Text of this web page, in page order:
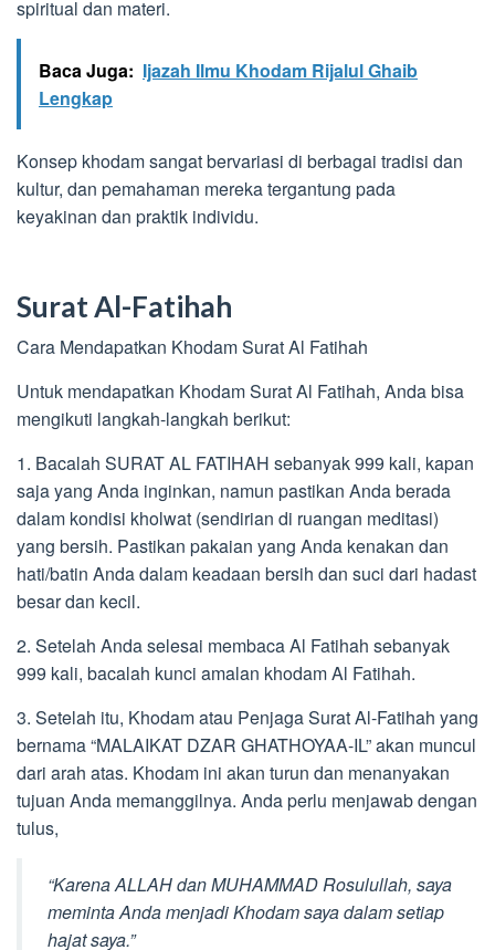
spiritual dan materi.
Baca Juga: Ijazah Ilmu Khodam Rijalul Ghaib
Lengkap
Konsep khodam sangat bervariasi di berbagai tradisi dan
kultur, dan pemahaman mereka tergantung pada
keyakinan dan praktik individu.
Surat Al-Fatihah
Cara Mendapatkan Khodam Surat Al Fatihah
Untuk mendapatkan Khodam Surat Al Fatihah, Anda bisa
mengikuti langkah-langkah berikut:
1. Bacalah SURAT AL FATIHAH sebanyak 999 kali, kapan
saja yang Anda inginkan, namun pastikan Anda berada
dalam kondisi kholwat (sendirian di ruangan meditasi)
yang bersih. Pastikan pakaian yang Anda kenakan dan
hati/batin Anda dalam keadaan bersih dan suci dari hadast
besar dan kecil.
2. Setelah Anda selesai membaca Al Fatihah sebanyak
999 kali, bacalah kunci amalan khodam Al Fatihah.
3. Setelah itu, Khodam atau Penjaga Surat Al-Fatihah yang
bernama “MALAIKAT DZAR GHATHOYAA-IL” akan muncul
dari arah atas. Khodam ini akan turun dan menanyakan
tujuan Anda memanggilnya. Anda perlu menjawab dengan
tulus,
“Karena ALLAH dan MUHAMMAD Rosulullah, saya
meminta Anda menjadi Khodam saya dalam setiap
hajat saya.”